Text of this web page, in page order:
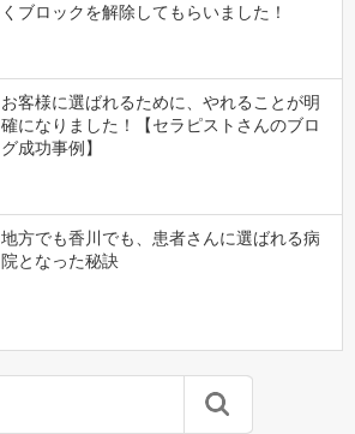
くブロックを解除してもらいました！
お客様に選ばれるために、やれることが明
確になりました！【セラピストさんのブロ
グ成功事例】
地方でも香川でも、患者さんに選ばれる病
院となった秘訣